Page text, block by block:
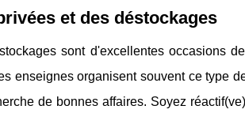
et des déstockages
sont d'excellentes occasions
enseignes organisent souvent ce type
de bonnes affaires. Soyez